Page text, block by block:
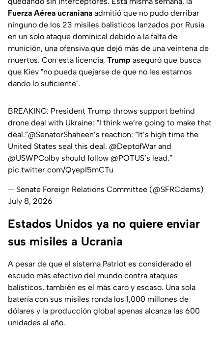
Fuerza Aérea ucraniana admitió que no pudo derribar
ninguno de los 23 misiles balísticos lanzados por Rusia
en un solo ataque dominical debido a la falta de
munición, una ofensiva que dejó más de una veintena de
muertos. Con esta licencia, Trump aseguró que busca
que Kiev "no pueda quejarse de que no les estamos
dando lo suficiente".
BREAKING: President Trump throws support behind
drone deal with Ukraine: “I think we’re going to make that
deal.”@SenatorShaheen’s reaction: “It’s high time the
United States seal this deal. @DeptofWar and
@USWPColby should follow @POTUS’s lead.”
pic.twitter.com/QyepI5mCTu
— Senate Foreign Relations Committee (@SFRCdems)
July 8, 2026
Estados Unidos ya no quiere enviar
sus misiles a Ucrania
A pesar de que el sistema Patriot es considerado el
escudo más efectivo del mundo contra ataques
balísticos, también es el más caro y escaso. Una sola
batería con sus misiles ronda los 1,000 millones de
dólares y la producción global apenas alcanza las 600
unidades al año.